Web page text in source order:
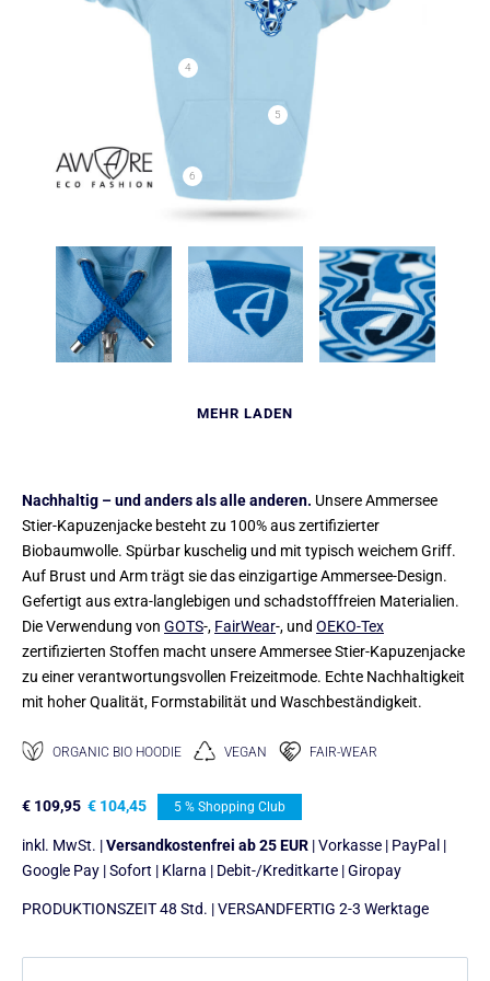
4
5
6
MEHR LADEN
Nachhaltig – und anders als alle anderen. Unsere Ammersee
Stier-Kapuzenjacke besteht zu 100% aus zertifizierter
Biobaumwolle. Spürbar kuschelig und mit typisch weichem Griff.
Auf Brust und Arm trägt sie das einzigartige Ammersee-Design.
Gefertigt aus extra-langlebigen und schadstofffreien Materialien.
Die Verwendung von GOTS-, FairWear-, und OEKO-Tex
zertifizierten Stoffen macht unsere Ammersee Stier-Kapuzenjacke
zu einer verantwortungsvollen Freizeitmode. Echte Nachhaltigkeit
mit hoher Qualität, Formstabilität und Waschbeständigkeit.
ORGANIC BIO HOODIE VEGAN FAIR-WEAR
€ 109,95 € 104,45 5 % Shopping Club
inkl. MwSt. |Versandkostenfrei ab 25 EUR | Vorkasse | PayPal |
Google Pay | Sofort | Klarna | Debit-/Kreditkarte | Giropay
PRODUKTIONSZEIT 48 Std. | VERSANDFERTIG 2-3 Werktage